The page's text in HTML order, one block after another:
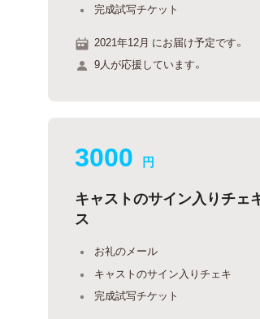
完成試写チケット
2021年12月 にお届け予定です。
9人が応援しています。
3000 円
キャストのサイン入りチェ
ス
お礼のメール
キャストのサイン入りチェキ
完成試写チケット